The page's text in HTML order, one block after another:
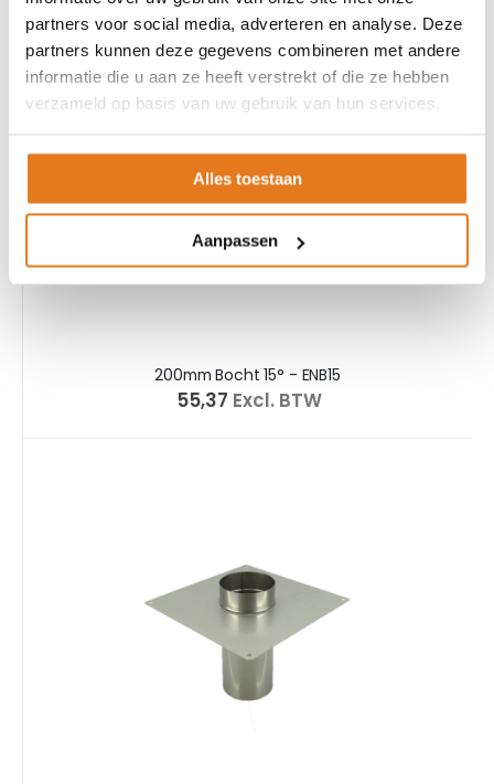
partners voor social media, adverteren en analyse. Deze
partners kunnen deze gegevens combineren met andere
informatie die u aan ze heeft verstrekt of die ze hebben
verzameld op basis van uw gebruik van hun services.
Alles toestaan
Aanpassen
200mm Bocht 15° - ENB15
€ 55,37 Excl. BTW